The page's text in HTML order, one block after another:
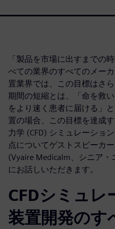
「製品を市場に出すまでの
べての業界のすべてのメー
置業界では、この目標はさ
期間の短縮とは、「命を救
をより速く患者に届ける」
置の場合、この目標を達成
力学 (CFD) シミュレーショ
点についてゲストスピーカ
(Vyaire Medicalm、シニア
にお話しいただきます。
CFDシミュレ
装置開発のす